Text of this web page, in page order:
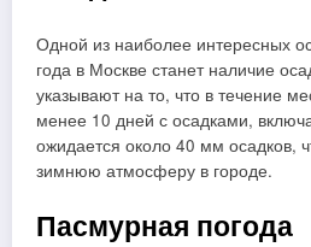
Одной из наиболее интересных
года в Москве станет наличие
указывают на то, что в течение
менее 10 дней с осадками,
ожидается около 40 мм осадков,
зимнюю атмосферу в городе.
Пасмурная погода